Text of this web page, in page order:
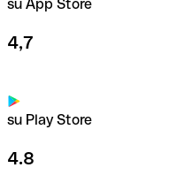
su App Store
4,7
su Play Store
4.8